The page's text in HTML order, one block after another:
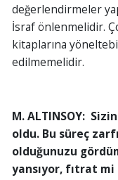
değerlendirmeler
İsraf önlenmelidir.
kitaplarına
edilmemelidir.
M. ALTINSOY:
oldu. Bu süreç
olduğunuzu
yansıyor, fıtrat mi